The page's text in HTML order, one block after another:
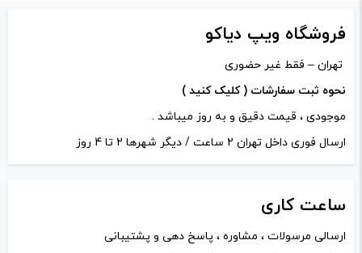
نام*
فروشگاه ویپ دیاکو
تهران – فقط غیر حضوری
نحوه ثبت سفارشات ( کلیک کنید )
موجودی ، قیمت دقیق و به روز میباشد .
ارسال فوری داخل تهران 2 ساعت / دیگر شهرها 2 تا 4 روز
ساعت کاری
ارسالی مرسولات ، مشاوره ، پاسخ دهی و پشتیبانی